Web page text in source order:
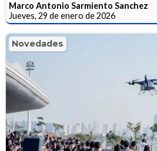
Marco Antonio Sarmiento Sanchez
Jueves, 29 de enero de 2026
Novedades